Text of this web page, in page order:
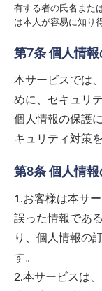
有する者の氏名また
は本人が容易に知り
第7条 個人情
本サービスでは
めに、セキュリ
個人情報の保護
キュリティ対策
第8条 個人情
1.お客様は本サ
誤った情報であ
り、個人情報の
す。
2.本サービスは